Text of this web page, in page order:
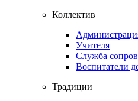
Коллектив
Учителя
Служба
Воспитатели
Традиции